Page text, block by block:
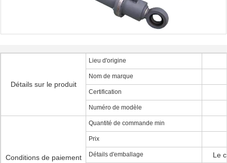
Détails sur le produit
Lieu d'origine
Nom de marque
Certification
Numéro de modèle
Conditions de paiement
Quantité de commande min
Prix
Détails d'emballage Le